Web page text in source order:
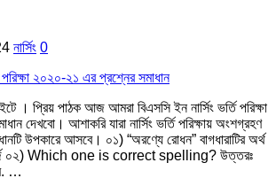
নার্সিং 0
। প্রিয় পাঠক আজ আমরা বিএসসি ইন নার্সিং ভর্তি পরিক্ষা
দেখবো। আশাকরি যারা নার্সিং ভর্তি পরিক্ষায় অংশগ্রহণ
উপকারে আসবে। ০১) “অরণ্যে রোধন” বাগধারাটির অর্থ
০২) Which one is correct spelling? উত্তরঃ
…